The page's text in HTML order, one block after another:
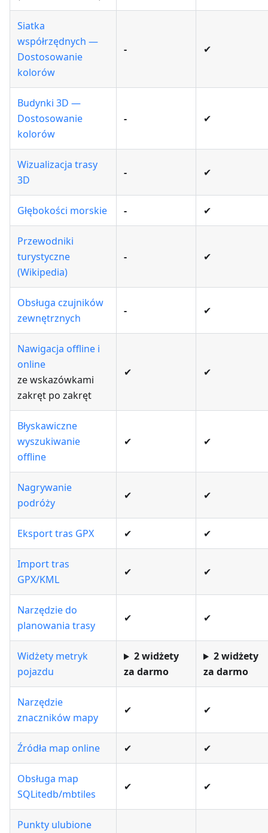
Siatka
współrzędnych —
Dostosowanie
kolorów
- ✔
Budynki 3D —
Dostosowanie
kolorów
- ✔
Wizualizacja trasy
3D
- ✔
Głębokości morskie - ✔
Przewodniki
turystyczne
(Wikipedia)
- ✔
Obsługa czujników
zewnętrznych
- ✔
Nawigacja offline i
online
ze wskazówkami
zakręt po zakręt
✔ ✔
Błyskawiczne
wyszukiwanie
offline
✔ ✔
Nagrywanie
podróży
✔ ✔
Eksport tras GPX ✔ ✔
Import tras
GPX/KML
✔ ✔
Narzędzie do
planowania trasy
✔ ✔
Widżety metryk
pojazdu
2 widżety
za darmo
2 widżety
za darmo
Narzędzie
znaczników mapy
✔ ✔
Źródła map online ✔ ✔
Obsługa map
SQLitedb/mbtiles
✔ ✔
Punkty ulubione